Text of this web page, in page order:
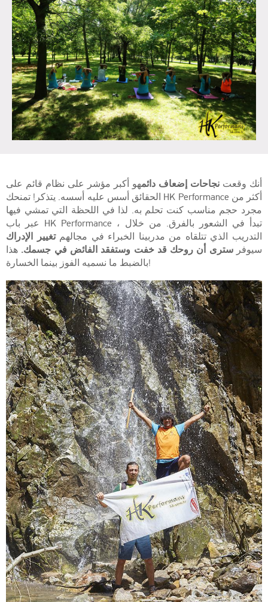
أنك وقعت نجاحات إضعاف دائمهو أكبر مؤشر على نظام قائم على
الحقائق أسس عليه أسسه. يتذكر! تمنحك HK Performance أكثر من
مجرد حجم مناسب كنت تحلم به. لذا في اللحظة التي تمشي فيها
عبر باب HK Performance ، تبدأ في الشعور بالفرق. من خلال
التدريب الذي تتلقاه من مدربينا الخبراء في مجالهمتغيير الإدراك
سيوفرسترى أن روحك قد خفت وستفقد الفائض في جسمك. هذا
بالضبط ما نسميه الفوز بينما الخسارة!